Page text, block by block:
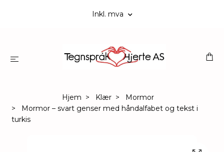
Inkl. mva
Hjem Klær
Mormor
Mormor – svart genser med håndalfabet og tekst i
turkis